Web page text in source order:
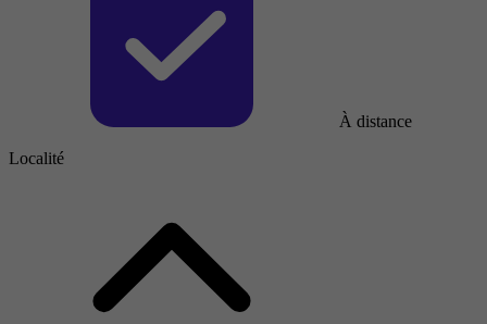
À distance
Localité